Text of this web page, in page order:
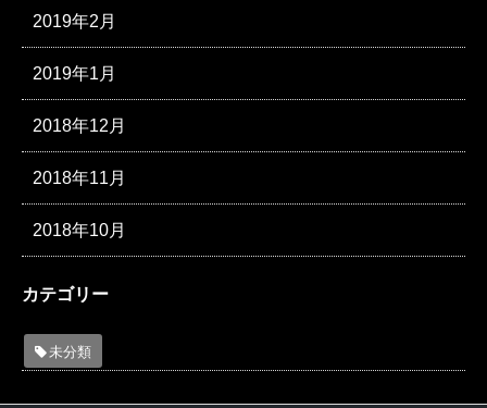
2019年2月
2019年1月
2018年12月
2018年11月
2018年10月
カテゴリー
未分類